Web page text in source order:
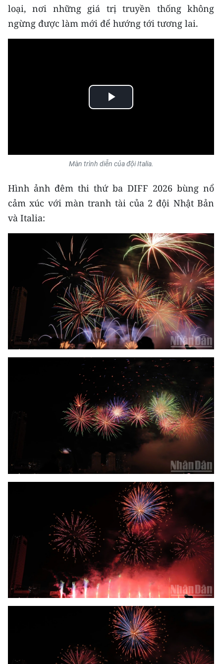
loại, nơi những giá trị truyền thống không
ngừng được làm mới để hướng tới tương lai.
Play
Màn trình diễn của đội Italia.
Hình ảnh đêm thi thứ ba DIFF 2026 bùng nổ
cảm xúc với màn tranh tài của 2 đội Nhật Bản
và Italia: